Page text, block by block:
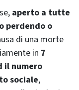
aperto a tutte
perdendo o
di una morte
in 7
il numero
sociale,